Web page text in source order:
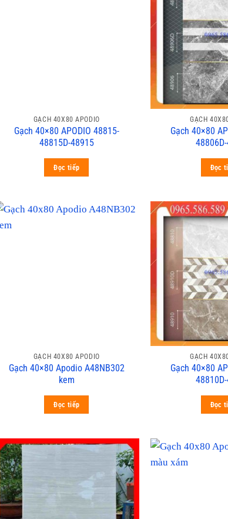
GẠCH 40X80 APODIO
Gạch 40×80 APODIO 48815-
48815D-48915
Đọc tiếp
GẠCH
Gạch 40×80
Đọc
GẠCH 40X80 APODIO
Gạch 40×80 Apodio A48NB302
kem
Đọc tiếp
GẠCH
Gạch 40×80
Đọc